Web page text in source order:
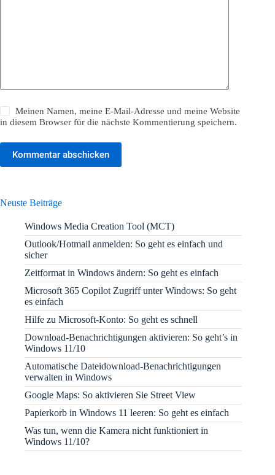
Meinen Namen, meine E-Mail-Adresse und meine Website
in diesem Browser für die nächste Kommentierung speichern.
Kommentar abschicken
Neuste Beiträge
Windows Media Creation Tool (MCT)
Outlook/Hotmail anmelden: So geht es einfach und
sicher
Zeitformat in Windows ändern: So geht es einfach
Microsoft 365 Copilot Zugriff unter Windows: So geht
es einfach
Hilfe zu Microsoft-Konto: So geht es schnell
Download-Benachrichtigungen aktivieren: So geht’s in
Windows 11/10
Automatische Dateidownload-Benachrichtigungen
verwalten in Windows
Google Maps: So aktivieren Sie Street View
Papierkorb in Windows 11 leeren: So geht es einfach
Was tun, wenn die Kamera nicht funktioniert in
Windows 11/10?